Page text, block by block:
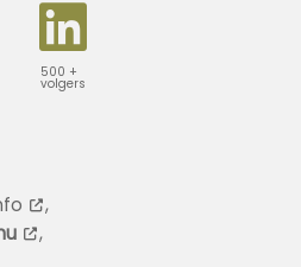
500 +
volgers
,
,